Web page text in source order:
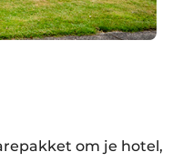
om je hotel,